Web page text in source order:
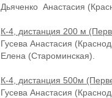
Дьяченко Анастасия
К-4, дистанция 200 м
Гусева Анастасия
Елена (Староминская).
К-4, дистанция 500м
Гусева Анастасия